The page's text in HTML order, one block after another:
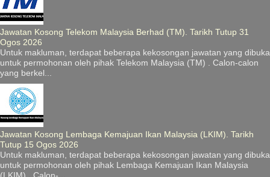
Jawatan Kosong Telekom Malaysia Berhad (TM). Tarikh Tutup 31
Ogos 2026
Untuk makluman, terdapat beberapa kekosongan jawatan yang dibuka
untuk permohonan oleh pihak Telekom Malaysia (TM) . Calon-calon
yang berkel...
Jawatan Kosong Lembaga Kemajuan Ikan Malaysia (LKIM). Tarikh
Tutup 15 Ogos 2026
Untuk makluman, terdapat beberapa kekosongan jawatan yang dibuka
untuk permohonan oleh pihak Lembaga Kemajuan Ikan Malaysia
(LKIM) . Calon-...